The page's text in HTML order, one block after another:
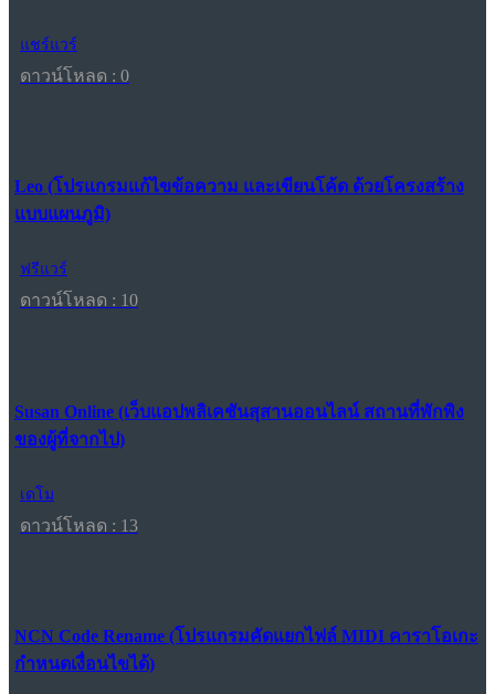
แชร์แวร์
ดาวน์โหลด : 0
Leo (โปรแกรมแก้ไขข้อความ และเขียนโค้ด ด้วยโครงสร้าง
แบบแผนภูมิ)
ฟรีแวร์
ดาวน์โหลด : 10
Susan Online (เว็บแอปพลิเคชันสุสานออนไลน์ สถานที่พักพิง
ของผู้ที่จากไป)
เดโม
ดาวน์โหลด : 13
NCN Code Rename (โปรแกรมคัดแยกไฟล์ MIDI คาราโอเกะ
กำหนดเงื่อนไขได้)